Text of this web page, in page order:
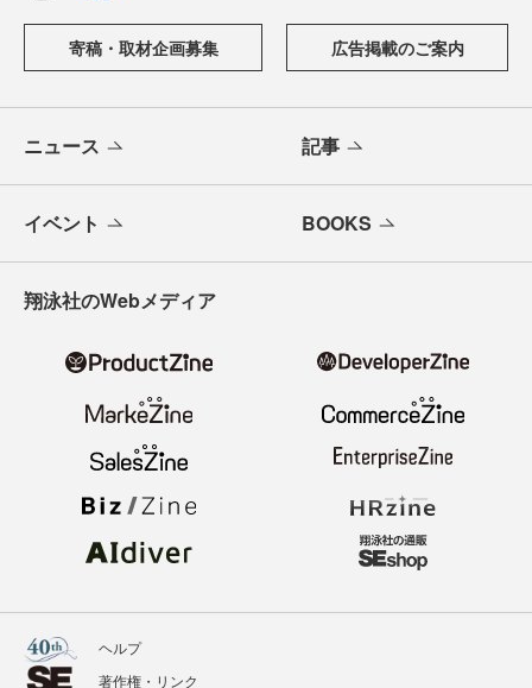
寄稿・取材企画募集 広告掲載のご案内
ニュース 記事
イベント BOOKS
翔泳社のWebメディア
ヘルプ
著作権・リンク